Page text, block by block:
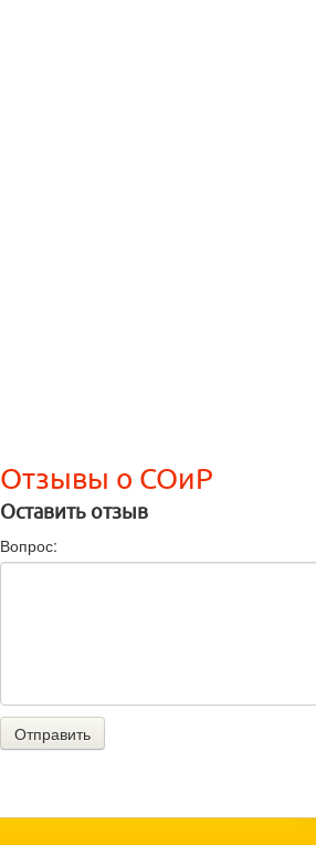
Отзывы о СОиР
Оставить отзыв
Вопрос:
Отправить